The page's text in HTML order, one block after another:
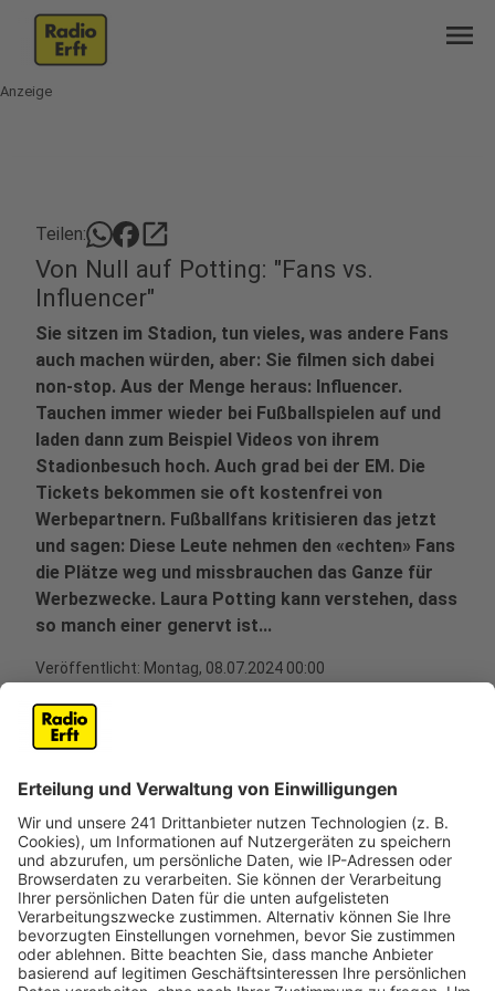
menu
Anzeige
Teilen: open_in_new
Von Null auf Potting: "Fans vs.
Influencer"
Sie sitzen im Stadion, tun vieles, was andere Fans
auch machen würden, aber: Sie filmen sich dabei
non-stop. Aus der Menge heraus: Influencer.
Tauchen immer wieder bei Fußballspielen auf und
laden dann zum Beispiel Videos von ihrem
Stadionbesuch hoch. Auch grad bei der EM. Die
Tickets bekommen sie oft kostenfrei von
Werbepartnern. Fußballfans kritisieren das jetzt
und sagen: Diese Leute nehmen den «echten» Fans
die Plätze weg und missbrauchen das Ganze für
Werbezwecke. Laura Potting kann verstehen, dass
so manch einer genervt ist...
Veröffentlicht: Montag, 08.07.2024 00:00
Anzeige